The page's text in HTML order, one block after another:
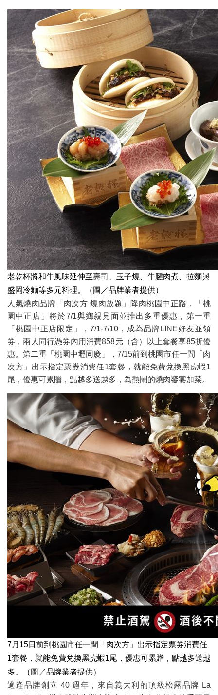
老乾杯將和牛風味延伸至壽司、玉子燒、牛腱肉煮、拉麵與
盛岡冷麵等多元料理。（圖／品牌業者提供）
人氣燒肉品牌「肉次方 燒肉放題」降肉桃園中正路，「桃
園中正店」將於7/1與鄉親見面並推出多重優惠，第一重
「桃園中正店限定」，7/1-7/10，成為品牌LINE好友並領
券，兩人同行憑券內用消費858元（含）以上套餐享85折優
惠。第二重「桃園中壢同慶」，7/15前到桃園市任一間「肉
次方」出示指定票券消費任1套餐，就能免費兌換黑虎蝦1
尾，優惠可累贈，點越多送越多，為熱鬧的燒肉饗宴加菜。
7月15日前到桃園市任一間「肉次方」出示指定票券消費任
1套餐，就能免費兌換黑虎蝦1尾，優惠可累贈，點越多送越
多。（圖／品牌業者提供）
適逢品牌創立 40 週年，來自義大利的頂級松露品牌 La